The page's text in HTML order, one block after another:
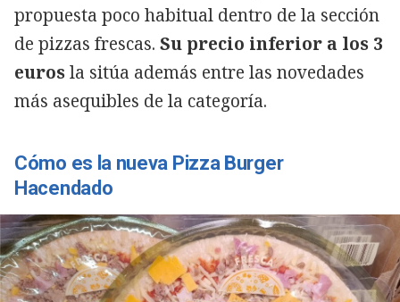
propuesta poco habitual dentro de la sección
de pizzas frescas. Su precio inferior a los 3
eurosla sitúa además entre las novedades
más asequibles de la categoría.
Cómo es la nueva Pizza Burger
Hacendado